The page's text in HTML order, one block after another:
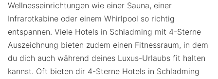
Wellnesseinrichtungen wie einer Sauna, einer
Infrarotkabine oder einem Whirlpool so richtig
entspannen. Viele Hotels in Schladming mit 4-Sterne
Auszeichnung bieten zudem einen Fitnessraum, in dem
du dich auch während deines Luxus-Urlaubs fit halten
kannst. Oft bieten dir 4-Sterne Hotels in Schladming